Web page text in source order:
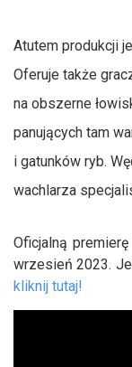
Atutem produkcji
Oferuje także
na obszerne
panujących tam
i gatunków ryb.
wachlarza
Oficjalną
wrzesień 2023.
kliknij tutaj!